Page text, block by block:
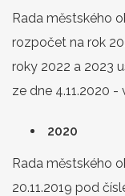
Rada městského
rozpočet na rok
roky 2022 a 2023
ze dne 4.11.2020
2020
Rada městského
20.11.2019 pod